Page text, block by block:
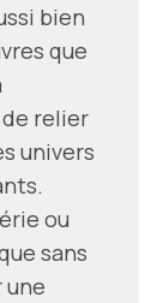
bien
que
relier
univers
ou
sans
une